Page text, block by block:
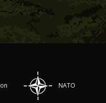
NATO